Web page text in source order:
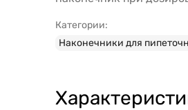
Категории:
Наконечники для